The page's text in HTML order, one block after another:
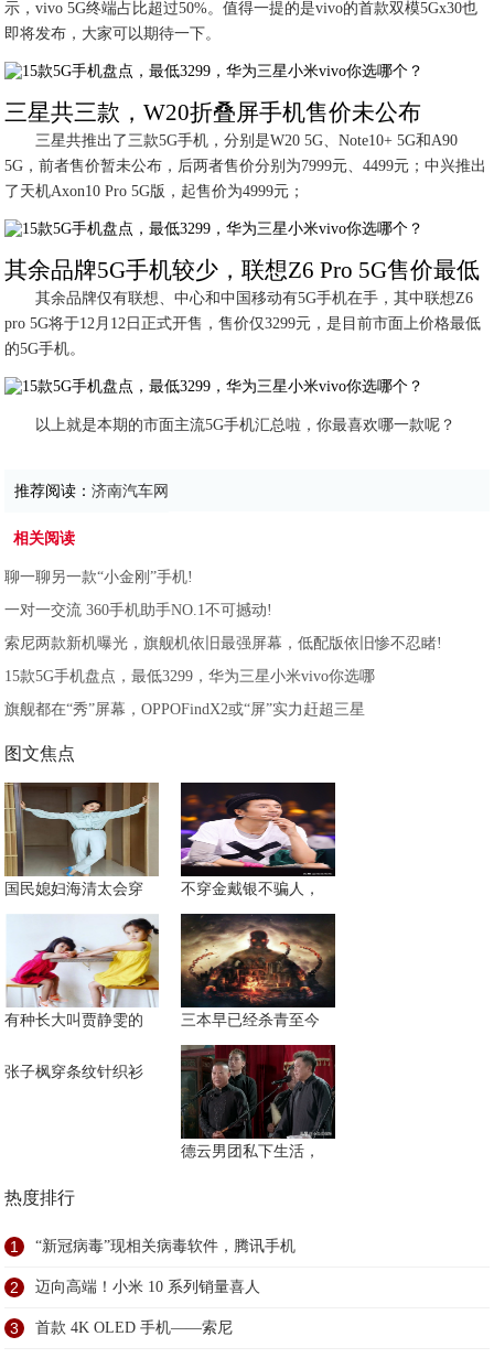
示，vivo 5G终端占比超过50%。值得一提的是vivo的首款双模5Gx30也
即将发布，大家可以期待一下。
三星共三款，W20折叠屏手机售价未公布
三星共推出了三款5G手机，分别是W20 5G、Note10+ 5G和A90
5G，前者售价暂未公布，后两者售价分别为7999元、4499元；中兴推出
了天机Axon10 Pro 5G版，起售价为4999元；
其余品牌5G手机较少，联想Z6 Pro 5G售价最低
其余品牌仅有联想、中心和中国移动有5G手机在手，其中联想Z6
pro 5G将于12月12日正式开售，售价仅3299元，是目前市面上价格最低
的5G手机。
以上就是本期的市面主流5G手机汇总啦，你最喜欢哪一款呢？
推荐阅读：济南汽车网
相关阅读
聊一聊另一款“小金刚”手机!
一对一交流 360手机助手NO.1不可撼动!
索尼两款新机曝光，旗舰机依旧最强屏幕，低配版依旧惨不忍睹!
15款5G手机盘点，最低3299，华为三星小米vivo你选哪
旗舰都在“秀”屏幕，OPPOFindX2或“屏”实力赶超三星
图文焦点
国民媳妇海清太会穿 不穿金戴银不骗人，
有种长大叫贾静雯的 三本早已经杀青至今
张子枫穿条纹针织衫
德云男团私下生活，
热度排行
1 “新冠病毒”现相关病毒软件，腾讯手机
2 迈向高端！小米 10 系列销量喜人
3 首款 4K OLED 手机——索尼